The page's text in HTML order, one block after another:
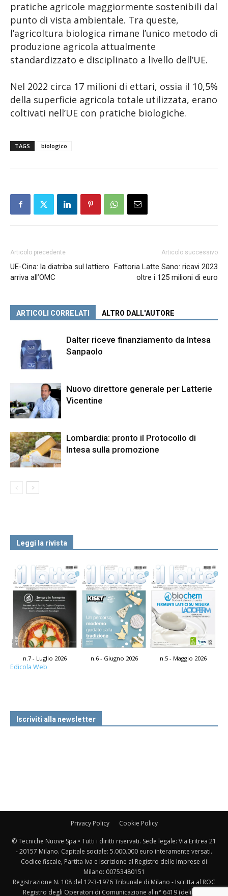
pratiche agricole maggiormente sostenibili dal
punto di vista ambientale. Tra queste,
l’agricoltura biologica rimane l’unico metodo di
produzione agricola attualmente
standardizzato e disciplinato a livello dell’UE.
Nel 2022 circa 17 milioni di ettari, ossia il 10,5%
della superficie agricola totale utilizzata, erano
coltivati nell’UE con pratiche biologiche.
TAGS biologico
Articolo precedente
UE-Cina: la diatriba sul lattiero
arriva all’OMC
Articolo successivo
Fattoria Latte Sano: ricavi 2023
oltre i 125 milioni di euro
ARTICOLI CORRELATI ALTRO DALL'AUTORE
Dalter riceve finanziamento da Intesa
Sanpaolo
Nuovo direttore generale per Latterie
Vicentine
Lombardia: pronto il Protocollo di
Intesa sulla promozione
Leggi la rivista
n.7 - Luglio 2026 n.6 - Giugno 2026 n.5 - Maggio 2026
Edicola Web
Iscriviti alla newsletter
Privacy Policy Cookie Policy
© Tecniche Nuove Spa • Tutti i diritti riservati. Sede legale: Via Eritrea 21
- 20157 Milano. Capitale sociale: 5.000.000 euro interamente versati.
Codice fiscale, Partita Iva e Iscrizione al Registro delle Imprese di
Milano: 00753480151
Registrazione N. 108 del 12-3-1976 Tribunale di Milano - Iscritta al ROC
Registro degli Operatori di Comunicazione al n° 6419 (delibera